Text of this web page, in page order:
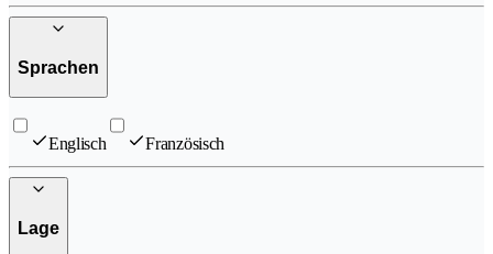
Sprachen
Englisch Französisch
Lage